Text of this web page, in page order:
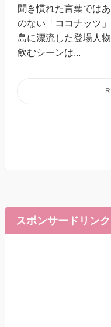
聞き慣れた言葉では
のない「ココナッツ
島に漂流した登場人
飲むシーンは...
スポンサードリンク